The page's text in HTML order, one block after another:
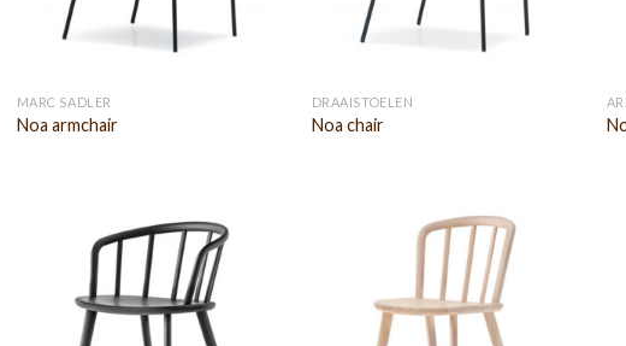
MARC SADLER
Noa armchair
DRAAISTOELEN
Noa chair